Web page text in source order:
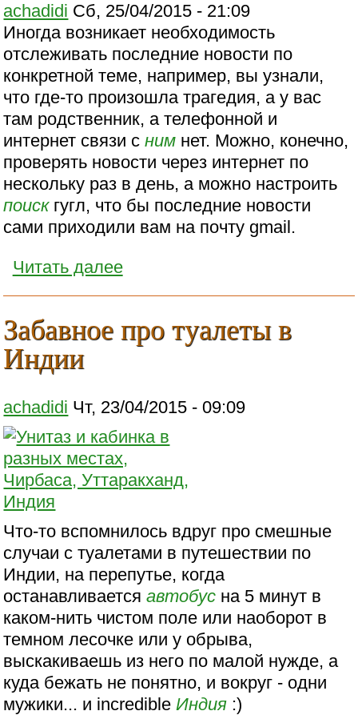
achadidi Сб, 25/04/2015 - 21:09
Иногда возникает необходимость
отслеживать последние новости по
конкретной теме, например, вы узнали,
что где-то произошла трагедия, а у вас
там родственник, а телефонной и
интернет связи сним нет. Можно, конечно,
проверять новости через интернет по
нескольку раз в день, а можно настроить
поискгугл, что бы последние новости
сами приходили вам на почту gmail.
Читать далее
Забавное про туалеты в
Индии
achadidi Чт, 23/04/2015 - 09:09
Что-то вспомнилось вдруг про смешные
случаи с туалетами в путешествии по
Индии, на перепутье, когда
останавливаетсяавтобус на 5 минут в
каком-нить чистом поле или наоборот в
темном лесочке или у обрыва,
выскакиваешь из него по малой нужде, а
куда бежать не понятно, и вокруг - одни
мужики... и incredible Индия :)